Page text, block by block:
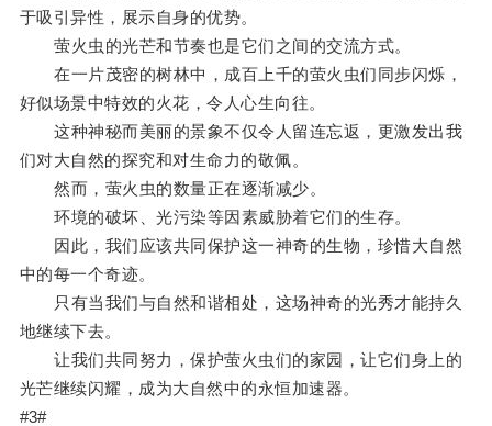
于吸引异性，展示自身的优势。
萤火虫的光芒和节奏也是它们之间的交流方式。
在一片茂密的树林中，成百上千的萤火虫们同步闪烁，
好似场景中特效的火花，令人心生向往。
这种神秘而美丽的景象不仅令人留连忘返，更激发出我
们对大自然的探究和对生命力的敬佩。
然而，萤火虫的数量正在逐渐减少。
环境的破坏、光污染等因素威胁着它们的生存。
因此，我们应该共同保护这一神奇的生物，珍惜大自然
中的每一个奇迹。
只有当我们与自然和谐相处，这场神奇的光秀才能持久
地继续下去。
让我们共同努力，保护萤火虫们的家园，让它们身上的
光芒继续闪耀，成为大自然中的永恒加速器。
#3#